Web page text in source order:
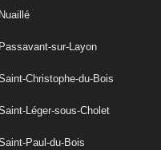
Nuaillé
Passavant-sur-Layon
Christophe-du-Bois
Léger-sous-Cholet
Paul-du-Bois